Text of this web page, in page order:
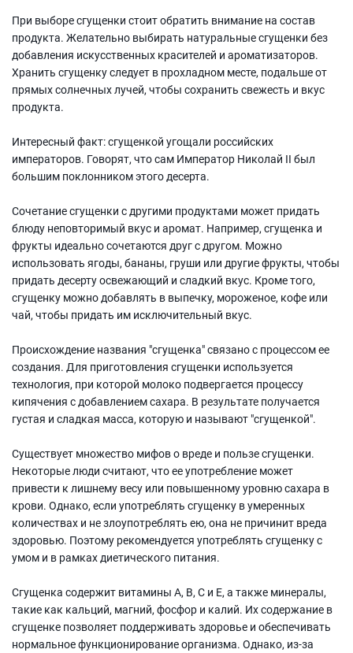
При выборе сгущенки стоит обратить внимание на состав
продукта. Желательно выбирать натуральные сгущенки без
добавления искусственных красителей и ароматизаторов.
Хранить сгущенку следует в прохладном месте, подальше от
прямых солнечных лучей, чтобы сохранить свежесть и вкус
продукта.
Интересный факт: сгущенкой угощали российских
императоров. Говорят, что сам Император Николай II был
большим поклонником этого десерта.
Сочетание сгущенки с другими продуктами может придать
блюду неповторимый вкус и аромат. Например, сгущенка и
фрукты идеально сочетаются друг с другом. Можно
использовать ягоды, бананы, груши или другие фрукты, чтобы
придать десерту освежающий и сладкий вкус. Кроме того,
сгущенку можно добавлять в выпечку, мороженое, кофе или
чай, чтобы придать им исключительный вкус.
Происхождение названия "сгущенка" связано с процессом ее
создания. Для приготовления сгущенки используется
технология, при которой молоко подвергается процессу
кипячения с добавлением сахара. В результате получается
густая и сладкая масса, которую и называют "сгущенкой".
Существует множество мифов о вреде и пользе сгущенки.
Некоторые люди считают, что ее употребление может
привести к лишнему весу или повышенному уровню сахара в
крови. Однако, если употреблять сгущенку в умеренных
количествах и не злоупотреблять ею, она не причинит вреда
здоровью. Поэтому рекомендуется употреблять сгущенку с
умом и в рамках диетического питания.
Сгущенка содержит витамины А, В, С и Е, а также минералы,
такие как кальций, магний, фосфор и калий. Их содержание в
сгущенке позволяет поддерживать здоровье и обеспечивать
нормальное функционирование организма. Однако, из-за